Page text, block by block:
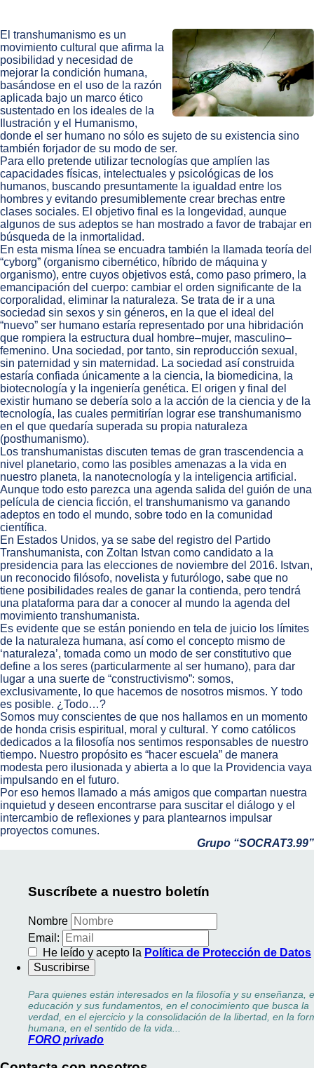
El transhumanismo es un
movimiento cultural que afirma la
posibilidad y necesidad de
mejorar la condición humana,
basándose en el uso de la razón
aplicada bajo un marco ético
sustentado en los ideales de la
Ilustración y el Humanismo,
donde el ser humano no sólo es sujeto de su existencia sino
también forjador de su modo de ser.
Para ello pretende utilizar tecnologías que amplíen las
capacidades físicas, intelectuales y psicológicas de los
humanos, buscando presuntamente la igualdad entre los
hombres y evitando presumiblemente crear brechas entre
clases sociales. El objetivo final es la longevidad, aunque
algunos de sus adeptos se han mostrado a favor de trabajar en
búsqueda de la inmortalidad.
En esta misma línea se encuadra también la llamada teoría del
“cyborg” (organismo cibernético, híbrido de máquina y
organismo), entre cuyos objetivos está, como paso primero, la
emancipación del cuerpo: cambiar el orden significante de la
corporalidad, eliminar la naturaleza. Se trata de ir a una
sociedad sin sexos y sin géneros, en la que el ideal del
“nuevo” ser humano estaría representado por una hibridación
que rompiera la estructura dual hombre–mujer, masculino–
femenino. Una sociedad, por tanto, sin reproducción sexual,
sin paternidad y sin maternidad. La sociedad así construida
estaría confiada únicamente a la ciencia, la biomedicina, la
biotecnología y la ingeniería genética. El origen y final del
existir humano se debería solo a la acción de la ciencia y de la
tecnología, las cuales permitirían lograr ese transhumanismo
en el que quedaría superada su propia naturaleza
(posthumanismo).
Los transhumanistas discuten temas de gran trascendencia a
nivel planetario, como las posibles amenazas a la vida en
nuestro planeta, la nanotecnología y la inteligencia artificial.
Aunque todo esto parezca una agenda salida del guión de una
película de ciencia ficción, el transhumanismo va ganando
adeptos en todo el mundo, sobre todo en la comunidad
científica.
En Estados Unidos, ya se sabe del registro del Partido
Transhumanista, con Zoltan Istvan como candidato a la
presidencia para las elecciones de noviembre del 2016. Istvan,
un reconocido filósofo, novelista y futurólogo, sabe que no
tiene posibilidades reales de ganar la contienda, pero tendrá
una plataforma para dar a conocer al mundo la agenda del
movimiento transhumanista.
Es evidente que se están poniendo en tela de juicio los límites
de la naturaleza humana, así como el concepto mismo de
‘naturaleza’, tomada como un modo de ser constitutivo que
define a los seres (particularmente al ser humano), para dar
lugar a una suerte de “constructivismo”: somos,
exclusivamente, lo que hacemos de nosotros mismos. Y todo
es posible. ¿Todo…?
Somos muy conscientes de que nos hallamos en un momento
de honda crisis espiritual, moral y cultural. Y como católicos
dedicados a la filosofía nos sentimos responsables de nuestro
tiempo. Nuestro propósito es “hacer escuela” de manera
modesta pero ilusionada y abierta a lo que la Providencia vaya
impulsando en el futuro.
Por eso hemos llamado a más amigos que compartan nuestra
inquietud y deseen encontrarse para suscitar el diálogo y el
intercambio de reflexiones y para plantearnos impulsar
proyectos comunes.
Grupo “SOCRAT3.99”
Suscríbete a nuestro boletín
Nombre
Email:
He leído y acepto la Política de Protección de Datos
Para quienes están interesados en la filosofía y su enseñanza,
educación y sus fundamentos, en el conocimiento que busca la
verdad, en el ejercicio y la consolidación de la libertad, en la
humana, en el sentido de la vida...
FORO privado